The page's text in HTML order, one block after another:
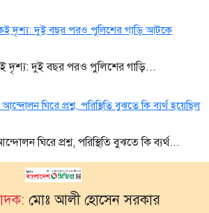
দৃশ্য: দুই বছর পরও পুলিশের গাড়ি...
ঘিরে প্রশ্ন, পরিস্থিতি বুঝতে কি ব্যর্থ...
মোঃ আলী হোসেন সরকার